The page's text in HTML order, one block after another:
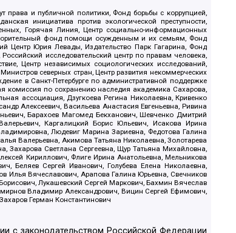
права и публичной политики, Фонд борьбы с коррупцией,
инициатива против экологической преступности,
Горячая Линия, Центр социально-информационных
фонд помощи осужденным и их семьям, Фонд
Центр Юрия Левады, Издательство Парк Гагарина, Фонд
исследовательский центр по правам человека,
Центр независимых социологических исследований,
северных стран, Центр развития некоммерческих
в Санкт-Петербурге по административной поддержке
комиссия по сохранению наследия академика Сахарова,
ассоциация, Дзугкоева Регина Николаевна, Кривенко
Алексеевич, Васильева Анастасия Евгеньевна, Ривина
Барахоев Магомед Бекханович, Шевченко Дмитрий
Каргалицкий Борис Юльевич, Исакова Ирина
Людевиг Марина Зариевна, Федотова Галина
Валерьевна, Акимова Татьяна Николаевна, Золотарева
Захарова Светлана Сергеевна, Щур Татьяна Михайловна,
Кириллович, Флиге Ирина Анатольевна, Мельникова
Беляев Сергей Иванович, Голубева Елена Николаевна,
Илья Вячеславович, Арапова Галина Юрьевна, Свечников
Лукашевский Сергей Маркович, Бахмин Вячеслав
Владимир Александрович, Вицин Сергей Ефимович,
Герман Константинович
с законодательством Российской Федерации